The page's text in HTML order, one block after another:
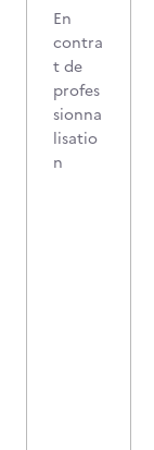
En
contra
t de
profes
sionna
lisatio
n